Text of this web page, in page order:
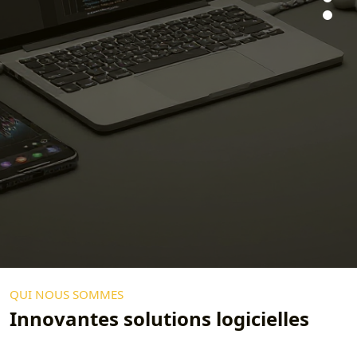
QUI NOUS SOMMES
Innovantes solutions logicielles